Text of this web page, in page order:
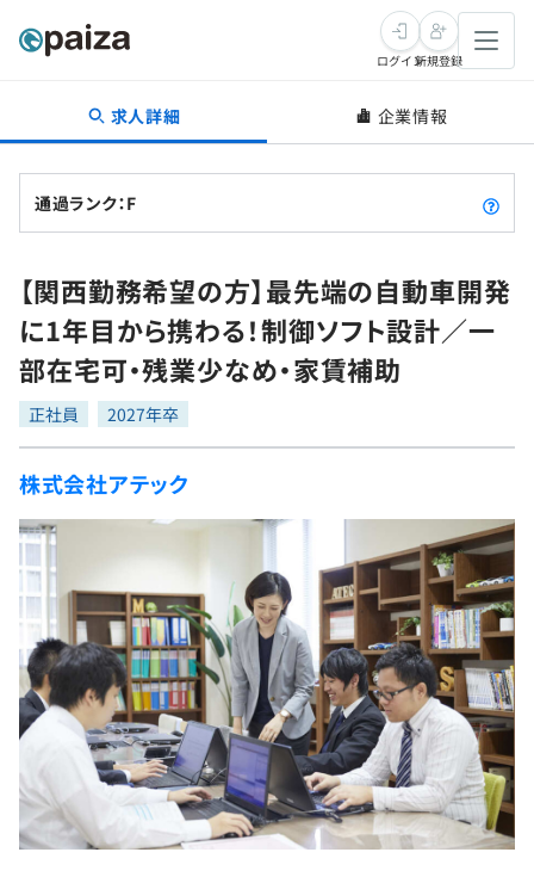
転職・キャリア
転職成功ガイド
転職エージェント
インタビュー
転職成功ガイド
新卒就活
求人検索
本選考
インターン
新卒エージェント
イベント・セミナー
インタビュー
就活成功ガイド
学習
問題集
4択課題
ナレッジ
リファレンス
プラン
個人向けプラン
法人向けプラン
学校向けプラン
プログラミング言語
評価結果一覧
再チャレンジ結果一覧
ゲーム・マンガ
Tech Team Journal
paiza times
note
paizaとは？
ログイン新規登録
求人詳細 企業情報
通過ランク：F
【関西勤務希望の方】最先端の自動車開発
に1年目から携わる！制御ソフト設計／一
部在宅可・残業少なめ・家賃補助
正社員 2027年卒
株式会社アテック